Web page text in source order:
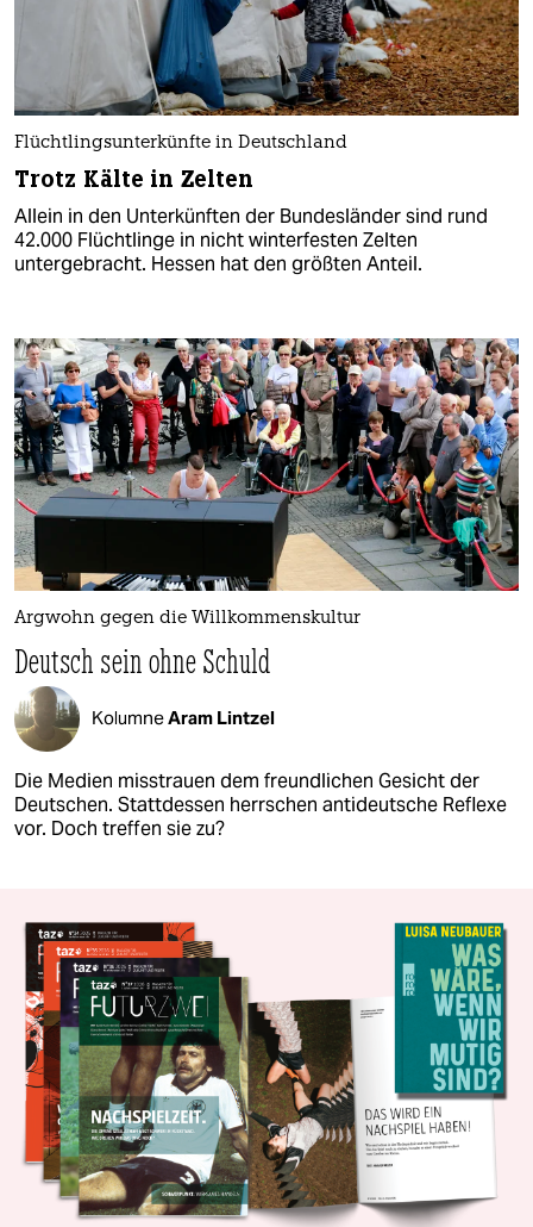
Flüchtlingsunterkünfte in Deutschland
Trotz Kälte in Zelten
Allein in den Unterkünften der Bundesländer sind rund
42.000 Flüchtlinge in nicht winterfesten Zelten
untergebracht. Hessen hat den größten Anteil.
Argwohn gegen die Willkommenskultur
Deutsch sein ohne Schuld
KolumneAram Lintzel
Die Medien misstrauen dem freundlichen Gesicht der
Deutschen. Stattdessen herrschen antideutsche Reflexe
vor. Doch treffen sie zu?